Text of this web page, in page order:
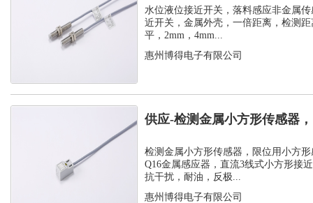
感器
水位液位接近开关，落料感应非金属
近开关，金属外壳，一倍距离，检测距
平，2mm，4mm...
惠州博得电子有限公司
供应-检测金属小方形传感器
感应器
检测金属小方形传感器，限位用小方
Q16金属感应器，直流3线式小方形接
抗干扰，耐油，反极...
惠州博得电子有限公司